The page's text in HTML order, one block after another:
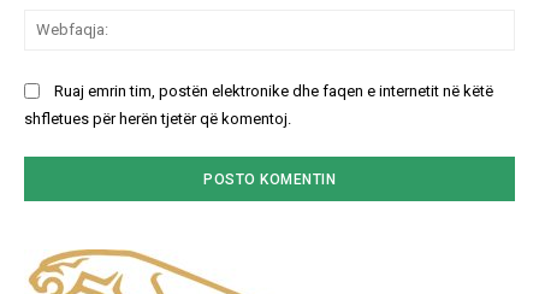
Ruaj emrin tim, postën elektronike dhe faqen e internetit në këtë
shfletues për herën tjetër që komentoj.